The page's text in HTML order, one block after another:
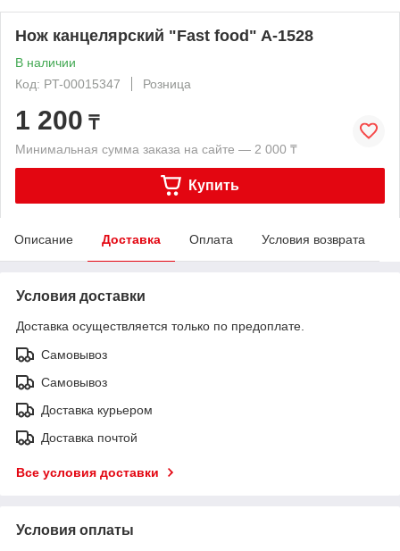
Нож канцелярский "Fast food" A-1528
В наличии
Код: PT-00015347
Розница
1 200 ₸
Минимальная сумма заказа на сайте — 2 000 ₸
Купить
Описание Доставка Оплата Условия возврата
Условия доставки
Доставка осуществляется только по предоплате.
Самовывоз
Самовывоз
Доставка курьером
Доставка почтой
Все условия доставки
Условия оплаты